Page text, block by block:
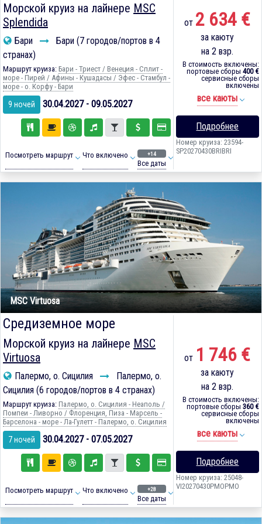
Морской круиз на лайнере MSC
Splendida
Бари
Бари (7 городов/портов в 4
странах)
Маршрут круиза: Бари - Триест / Венеция - Сплит -
море - Пирей / Афины - Кушадасы / Эфес - Стамбул -
море - о. Корфу - Бари
9 ночей 30.04.2027 - 09.05.2027
Посмотреть маршрут Что включено +14
Все даты
от 2 634 €
за каюту
на 2 взр.
В стоимость включены:
портовые сборы 400 €
сервисные сборы
включены
все каюты
Подробнее
Номер круиза: 23594-
SP20270430BRIBRI
MSC Virtuosa
Средиземное море
Морской круиз на лайнере MSC
Virtuosa
Палермо, о. Сицилия
Палермо, о.
Сицилия (6 городов/портов в 4 странах)
Маршрут круиза: Палермо, о. Сицилия - Неаполь /
Помпеи - Ливорно / Флоренция, Пиза - Марсель -
Барселона - море - Ла-Гулетт - Палермо, о. Сицилия
7 ночей 30.04.2027 - 07.05.2027
Посмотреть маршрут Что включено +28
Все даты
от 1 746 €
за каюту
на 2 взр.
В стоимость включены:
портовые сборы 360 €
сервисные сборы
включены
все каюты
Подробнее
Номер круиза: 25048-
VI20270430PMOPMO